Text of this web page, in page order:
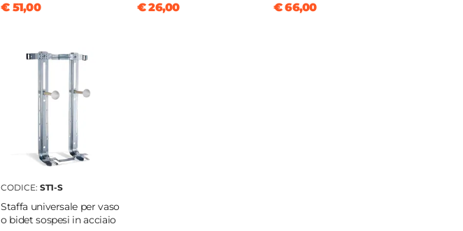
€ 51,00 € 26,00 € 66,00
CODICE: ST1-S
Staffa universale per vaso
o bidet sospesi in acciaio